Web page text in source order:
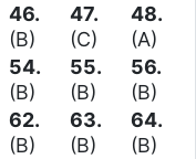
46.
(B)
47.
(C)
48.
(A)
54.
(B)
55.
(B)
56.
(B)
62.
(B)
63.
(B)
64.
(B)